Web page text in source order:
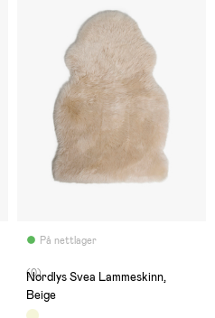
På nettlager
(0)
Nordlys Svea Lammeskinn,
Beige